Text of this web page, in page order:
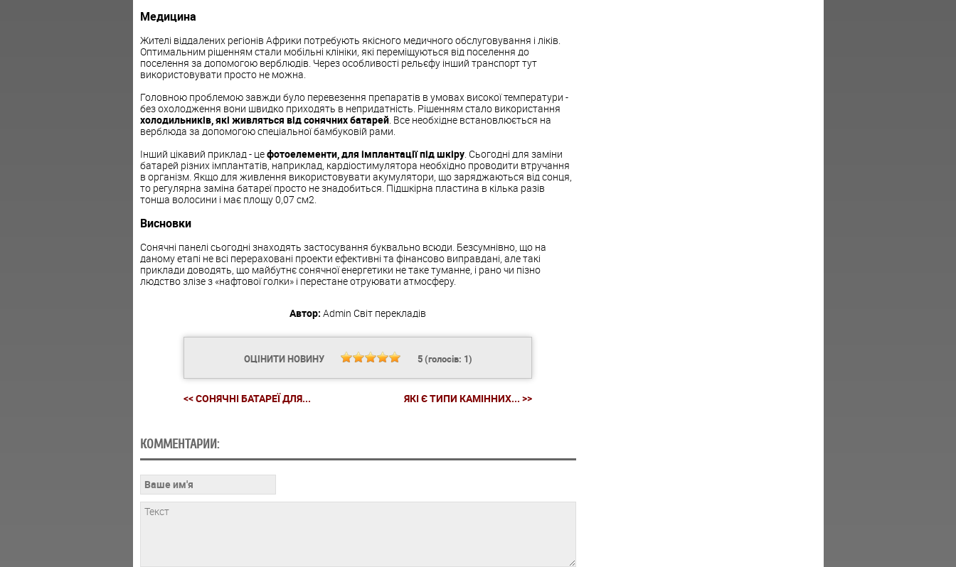
Медицина
Жителі віддалених регіонів Африки потребують якісного медичного обслуговування і ліків.
Оптимальним рішенням стали мобільні клініки, які переміщуються від поселення до
поселення за допомогою верблюдів. Через особливості рельєфу інший транспорт тут
використовувати просто не можна.
Головною проблемою завжди було перевезення препаратів в умовах високої температури -
без охолодження вони швидко приходять в непридатність. Рішенням стало використання
холодильників, які живляться від сонячних батарей. Все необхідне встановлюється на
верблюда за допомогою спеціальної бамбуковій рами.
Інший цікавий приклад - цефотоелементи, для імплантації під шкіру. Сьогодні для заміни
батарей різних імплантатів, наприклад, кардіостимулятора необхідно проводити втручання
в організм. Якщо для живлення використовувати акумулятори, що заряджаються від сонця,
то регулярна заміна батареї просто не знадобиться. Підшкірна пластина в кілька разів
тонша волосини і має площу 0,07 см2.
Висновки
Сонячні панелі сьогодні знаходять застосування буквально всюди. Безсумнівно, що на
даному етапі не всі перераховані проекти ефективні та фінансово виправдані, але такі
приклади доводять, що майбутнє сонячної енергетики не таке туманне, і рано чи пізно
людство злізе з «нафтової голки» і перестане отруювати атмосферу.
Автор: Admin Світ перекладів
ОЦІНИТИ НОВИНУ 5(голосів: 1)
<< СОНЯЧНІ БАТАРЕЇ ДЛЯ... ЯКІ Є ТИПИ КАМІННИХ... >>
КОММЕНТАРИИ: